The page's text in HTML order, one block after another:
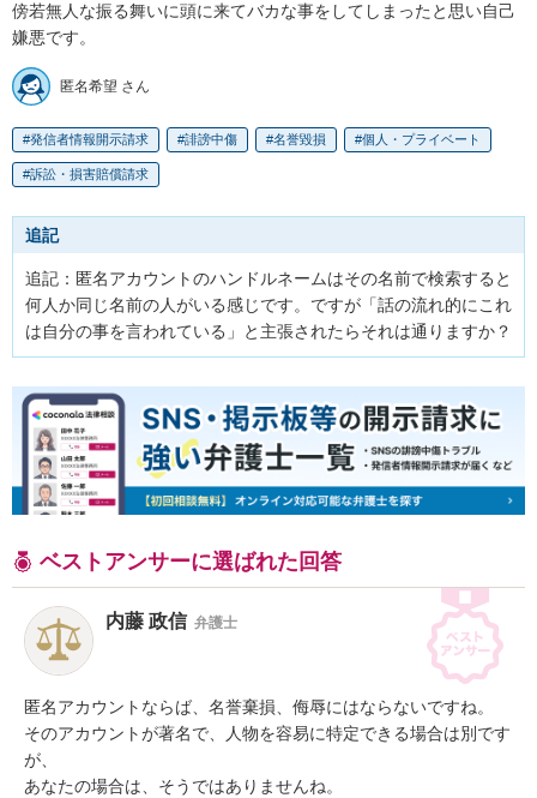
傍若無人な振る舞いに頭に来てバカな事をしてしまったと思い自己
嫌悪です。
匿名希望 さん
発信者情報開示請求 誹謗中傷 名誉毀損 個人・プライベート
訴訟・損害賠償請求
追記
追記：匿名アカウントのハンドルネームはその名前で検索すると
何人か同じ名前の人がいる感じです。ですが「話の流れ的にこれ
は自分の事を言われている」と主張されたらそれは通りますか？
ベストアンサーに選ばれた回答
内藤 政信 弁護士
匿名アカウントならば、名誉棄損、侮辱にはならないですね。
そのアカウントが著名で、人物を容易に特定できる場合は別です
が、
あなたの場合は、そうではありませんね。